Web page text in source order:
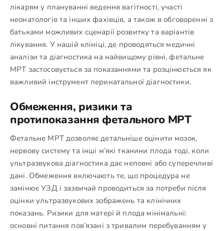
лікарям у плануванні ведення вагітності, участі
неонатологів та інших фахівців, а також в обговоренні з
батьками можливих сценарії розвитку та варіантів
лікування. У нашій клініці, де проводяться медичні
аналізи та діагностика на найвищому рівні, фетальне
МРТ застосовується за показаннями та розцінюється як
важливий інструмент перинатальної діагностики.
Обмеження, ризики та
протипоказання фетального МРТ
Фетальне МРТ дозволяє детальніше оцінити мозок,
нервову систему та інші м’які тканини плода тоді, коли
ультразвукова діагностика дає неповні або суперечливі
дані. Обмеження включають те, що процедура не
замінює УЗД і зазвичай проводиться за потреби після
оцінки ультразвукових зображень та клінічних
показань. Ризики для матері й плода мінімальні:
основні питання пов’язані з тривалим перебуванням у